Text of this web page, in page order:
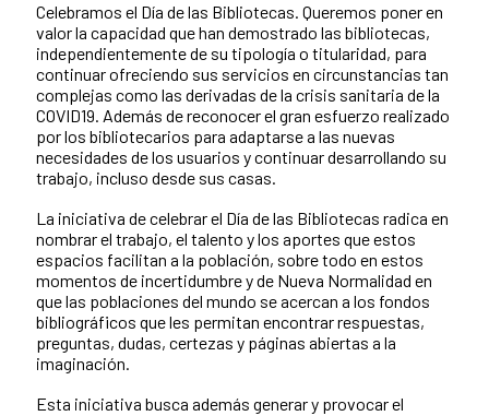
Celebramos el Día de las Bibliotecas. Queremos poner en
valor la capacidad que han demostrado las bibliotecas,
independientemente de su tipología o titularidad, para
continuar ofreciendo sus servicios en circunstancias tan
complejas como las derivadas de la crisis sanitaria de la
COVID19. Además de reconocer el gran esfuerzo realizado
por los bibliotecarios para adaptarse a las nuevas
necesidades de los usuarios y continuar desarrollando su
trabajo, incluso desde sus casas.
La iniciativa de celebrar el Día de las Bibliotecas radica en
nombrar el trabajo, el talento y los aportes que estos
espacios facilitan a la población, sobre todo en estos
momentos de incertidumbre y de Nueva Normalidad en
que las poblaciones del mundo se acercan a los fondos
bibliográficos que les permitan encontrar respuestas,
preguntas, dudas, certezas y páginas abiertas a la
imaginación.
Esta iniciativa busca además generar y provocar el